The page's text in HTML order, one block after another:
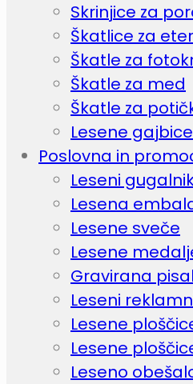
Skrinjice za
Škatlice za
Škatle za
Škatle za med
Škatle za
Lesene gajbice
Poslovna in
Leseni
Lesena
Lesene sveče
Lesene
Gravirana
Leseni
Lesene
Lesene
Leseno